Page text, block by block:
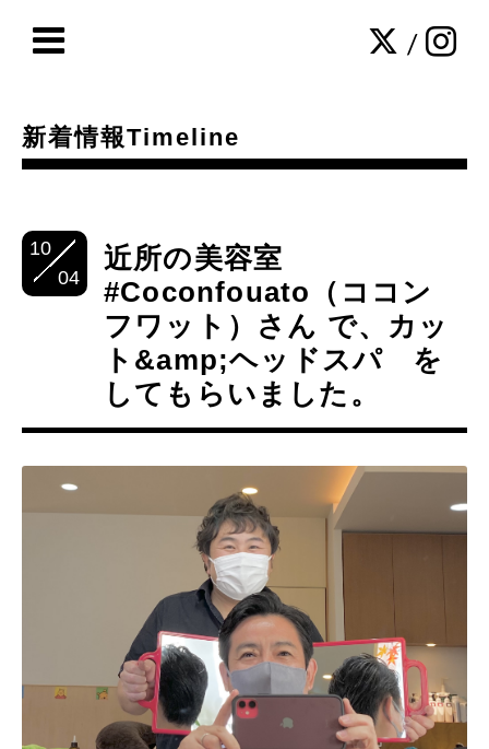
/
新着情報Timeline
10
04
近所の美容室
#Coconfouato（ココン
フワット）さん で、カッ
ト&amp;ヘッドスパ を
してもらいました。